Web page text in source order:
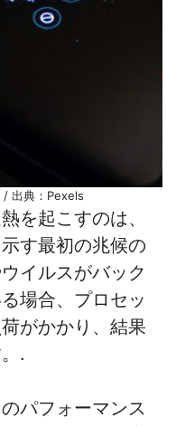
/ 出典：Pexels
を起こすのは、
す最初の兆候の
イルスがバック
場合、プロセッ
がかかり、結果
.
パフォーマンス